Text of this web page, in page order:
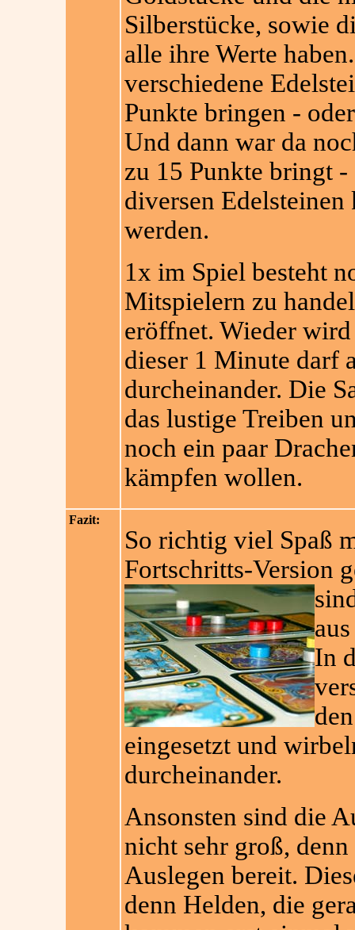
Silberstücke, sowie
alle ihre Werte
verschiedene
Punkte bringen -
Und dann war da
zu 15 Punkte bringt
diversen
werden.
1x im Spiel besteht
Mitspielern zu
eröffnet. Wieder
dieser 1 Minute darf
durcheinander. Die
das lustige Treiben
noch ein paar
kämpfen wollen.
Fazit:
So richtig viel Spaß
Fortschritts-Version
In
eingesetzt und
durcheinander.
Ansonsten sind die
nicht sehr groß,
Auslegen bereit.
denn Helden, die